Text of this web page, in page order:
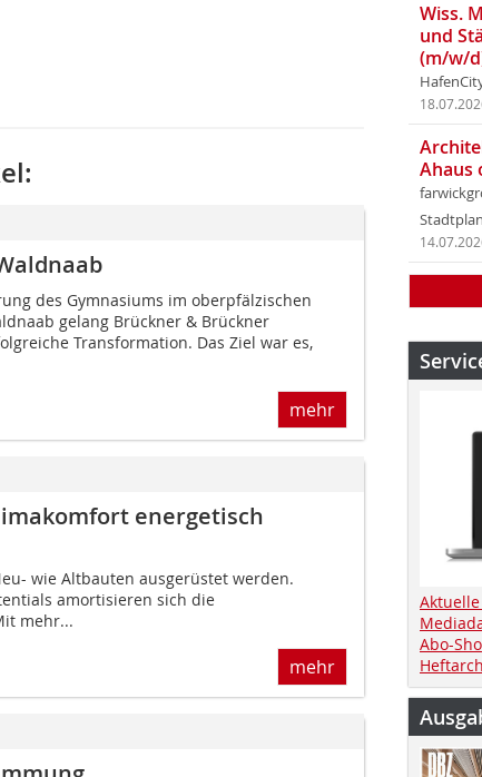
des Gymnasiums im oberpfälzischen
gelang Brückner & Brückner
Transformation. Das Ziel war es,
mehr
energetisch
wie Altbauten ausgerüstet werden.
amortisieren sich die
mehr...
mehr
Wiss.
und
(m/w/
Ahaus
Abo-